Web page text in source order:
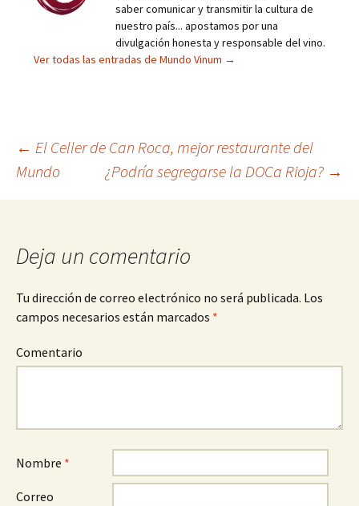
saber comunicar y transmitir la cultura de
nuestro país... apostamos por una
divulgación honesta y responsable del vino.
Ver todas las entradas de Mundo Vinum →
Ir a la entrada
← El Celler de Can Roca, mejor restaurante del
Mundo
¿Podría segregarse la DOCa Rioja? →
Deja un comentario
Tu dirección de correo electrónico no será publicada. Los
campos necesarios están marcados *
Comentario
Nombre *
Correo